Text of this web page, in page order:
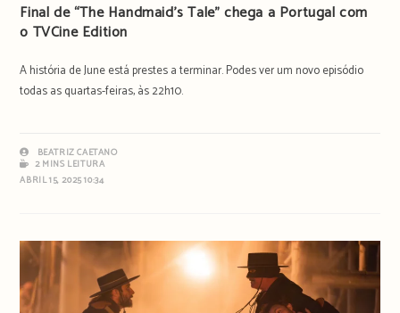
Final de “The Handmaid’s Tale” chega a Portugal com
o TVCine Edition
A história de June está prestes a terminar. Podes ver um novo episódio
todas as quartas-feiras, às 22h10.
BEATRIZ CAETANO
2 MINS LEITURA
ABRIL 15, 2025 10:34